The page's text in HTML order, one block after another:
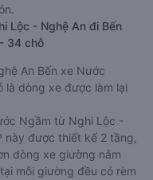
Lộc - Nghệ An đi Bến
34 chỗ
An Bến xe Nước
là dòng xe được làm lại
Ngầm từ Nghi Lộc -
này được thiết kế 2 tầng,
dòng xe giường nằm
mỗi giường đều có rèm